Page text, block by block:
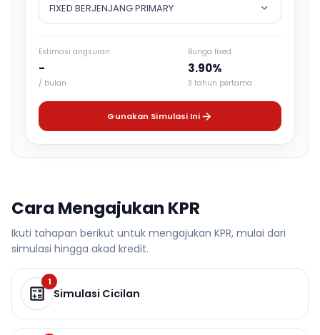
FIXED BERJENJANG PRIMARY
Estimasi angsuran
-
/ bulan
Bunga fixed
3.90%
3 tahun pertama
Gunakan Simulasi Ini
Cara Mengajukan KPR
Ikuti tahapan berikut untuk mengajukan KPR, mulai dari
simulasi hingga akad kredit.
1
Simulasi Cicilan